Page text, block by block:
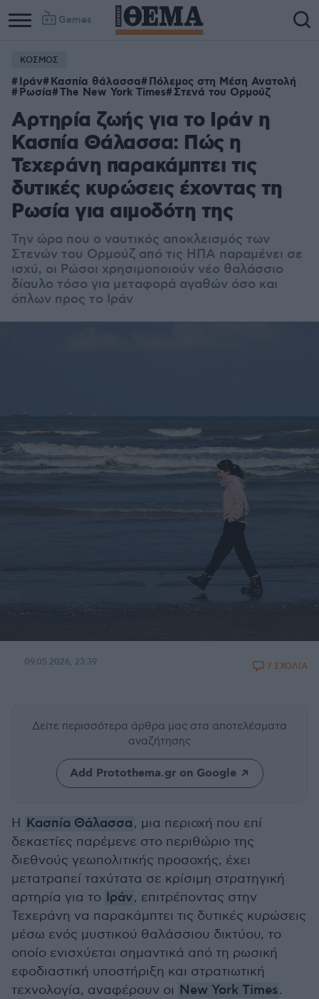
Games
ΚΟΣΜΟΣ
Ιράν Κασπία θάλασσα Πόλεμος στη Μέση Ανατολή
Ρωσία The New York Times Στενά του Ορμούζ
Αρτηρία ζωής για το Ιράν η
Κασπία Θάλασσα: Πώς η
Τεχεράνη παρακάμπτει τις
δυτικές κυρώσεις έχοντας τη
Ρωσία για αιμοδότη της
Την ώρα που ο ναυτικός αποκλεισμός των
Στενών του Ορμούζ από τις ΗΠΑ παραμένει σε
ισχύ, οι Ρώσοι χρησιμοποιούν νέο θαλάσσιο
δίαυλο τόσο για μεταφορά αγαθών όσο και
όπλων προς το Ιράν
09.05.2026, 23:39 7 ΣΧΟΛΙΑ
Δείτε περισσότερα άρθρα μας στα αποτελέσματα
αναζήτησης
Add Protothema.gr on Google
Η Κασπία Θάλασσα, μια περιοχή που επί
δεκαετίες παρέμενε στο περιθώριο της
διεθνούς γεωπολιτικής προσοχής, έχει
μετατραπεί ταχύτατα σε κρίσιμη στρατηγική
αρτηρία για το Ιράν, επιτρέποντας στην
Τεχεράνη να παρακάμπτει τις δυτικές κυρώσεις
μέσω ενός μυστικού θαλάσσιου δικτύου, το
οποίο ενισχύεται σημαντικά από τη ρωσική
εφοδιαστική υποστήριξη και στρατιωτική
τεχνολογία, αναφέρουν οι New York Times.